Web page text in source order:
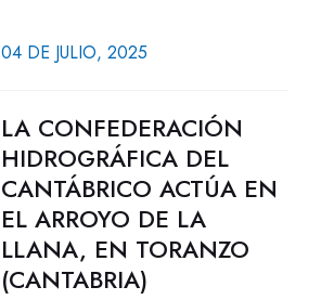
04 DE JULIO, 2025
LA CONFEDERACIÓN
HIDROGRÁFICA DEL
CANTÁBRICO ACTÚA EN
EL ARROYO DE LA
LLANA, EN TORANZO
(CANTABRIA)